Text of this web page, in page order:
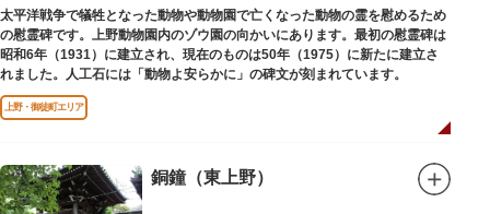
太平洋戦争で犠牲となった動物や動物園で亡くなった動物の霊を慰めるため
の慰霊碑です。上野動物園内のゾウ園の向かいにあります。最初の慰霊碑は
昭和6年（1931）に建立され、現在のものは50年（1975）に新たに建立さ
れました。人工石には「動物よ安らかに」の碑文が刻まれています。
上野・御徒町エリア
銅鐘（東上野）